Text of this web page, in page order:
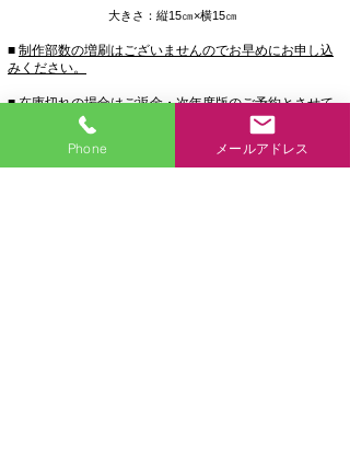
大きさ：縦15㎝×横15㎝
■ 制作部数の増刷はございませんのでお早めにお申し込
みください。
■在庫切れの場合はご返金・次年度版のご予約とさせて
いただきます。あらかじめご了承ください。
お申込み案内／詳細情報
Phone メールアドレス